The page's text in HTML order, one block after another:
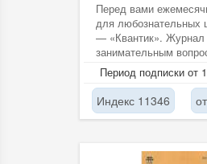
Перед вами
для любознательных
— «Квантик».
занимательным
задачам по математике,
лингвистике,...
Период подписки от
Индекс 11346